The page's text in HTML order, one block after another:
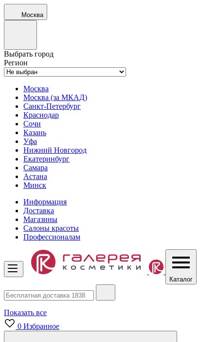
Москва
Выбрать город
Регион
Москва
Москва (за МКАД)
Санкт-Петербург
Краснодар
Сочи
Казань
Уфа
Нижний Новгород
Екатеринбург
Самара
Астана
Минск
Информация
Доставка
Магазины
Салоны красоты
Профессионалам
Каталог
Показать все
0 Избранное